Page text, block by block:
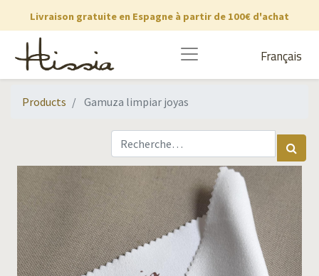
Livraison gratuite en Espagne à partir de 100€ d'achat
Français
Products Gamuza limpiar joyas